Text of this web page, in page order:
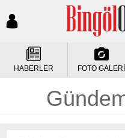
HABERLER FOTO GALERİ